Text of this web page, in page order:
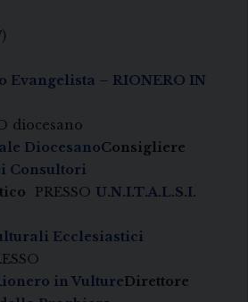
Evangelista – RIONERO IN
DiocesanoConsigliere
Consultori
PRESSO U.N.I.T.A.L.S.I.
Ecclesiastici
in VultureDirettore
diocesano